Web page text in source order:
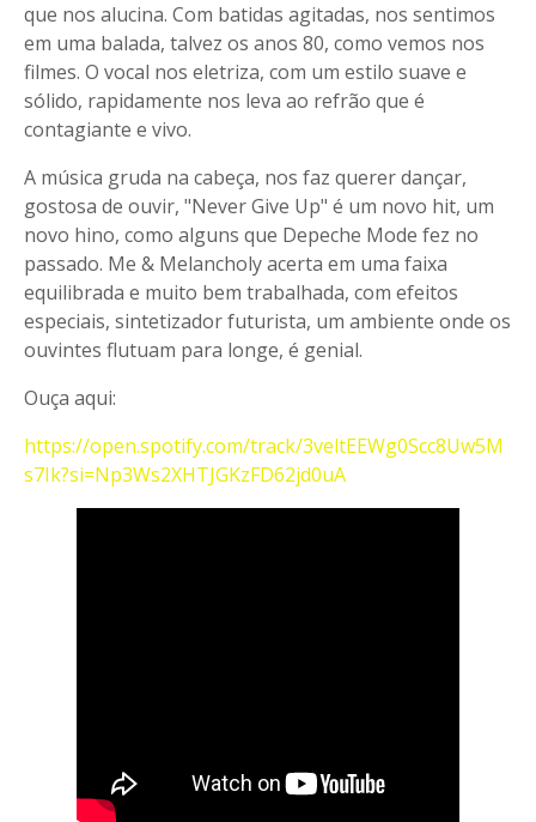
que nos alucina. Com batidas agitadas, nos sentimos
em uma balada, talvez os anos 80, como vemos nos
filmes. O vocal nos eletriza, com um estilo suave e
sólido, rapidamente nos leva ao refrão que é
contagiante e vivo.
A música gruda na cabeça, nos faz querer dançar,
gostosa de ouvir, "Never Give Up" é um novo hit, um
novo hino, como alguns que Depeche Mode fez no
passado. Me & Melancholy acerta em uma faixa
equilibrada e muito bem trabalhada, com efeitos
especiais, sintetizador futurista, um ambiente onde os
ouvintes flutuam para longe, é genial.
Ouça aqui:
https://open.spotify.com/track/3veltEEWg0Scc8Uw5M
s7Ik?si=Np3Ws2XHTJGKzFD62jd0uA